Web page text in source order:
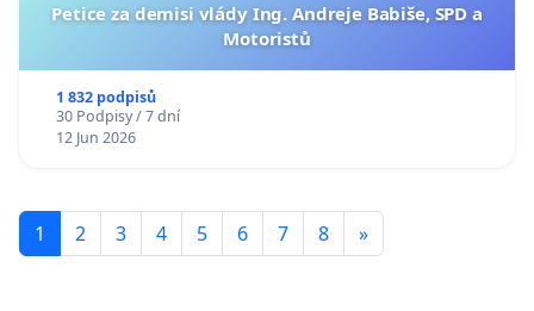
Petice za demisi vlády Ing. Andreje Babiše, SPD a
Motoristů
1 832 podpisů
30 Podpisy / 7 dní
12 Jun 2026
1 2 3 4 5 6 7 8 »